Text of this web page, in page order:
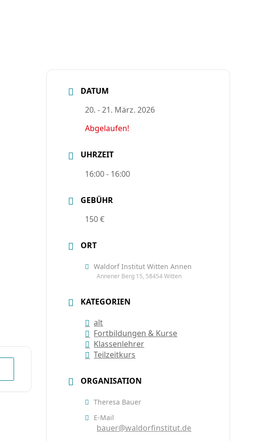
DATUM
20. - 21. März. 2026
Abgelaufen!
UHRZEIT
16:00 - 16:00
GEBÜHR
150 €
ORT
Waldorf Institut Witten Annen
Annener Berg 15, 58454 Witten
KATEGORIEN
alt
Fortbildungen & Kurse
Klassenlehrer
Teilzeitkurs
ORGANISATION
Theresa Bauer
E-Mail
bauer@waldorfinstitut.de